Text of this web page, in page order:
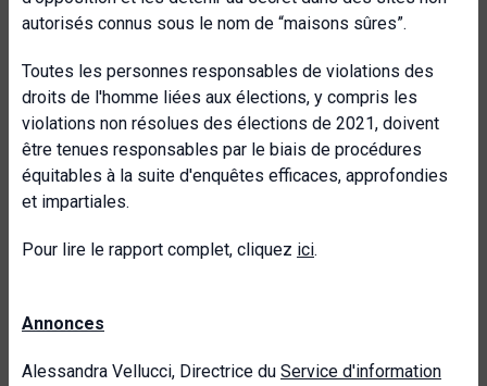
autorisés connus sous le nom de “maisons sûres”.
Toutes les personnes responsables de violations des
droits de l'homme liées aux élections, y compris les
violations non résolues des élections de 2021, doivent
être tenues responsables par le biais de procédures
équitables à la suite d'enquêtes efficaces, approfondies
et impartiales.
Pour lire le rapport complet, cliquez ici.
Annonces
Alessandra Vellucci, Directrice du Service d'information